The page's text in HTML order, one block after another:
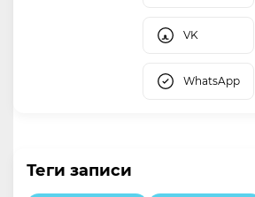
VK
WhatsApp
Теги записи